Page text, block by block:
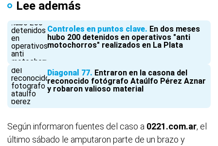
Lee además
Controles en puntos clave En dos meses
hubo 200 detenidos en operativos "anti
motochorros" realizados en La Plata
Diagonal 77 Entraron en la casona del
reconocido fotógrafo Ataúlfo Pérez Aznar
y robaron valioso material
Según informaron fuentes del caso a 0221.com.ar, el
último sábado le amputaron parte de un brazo y